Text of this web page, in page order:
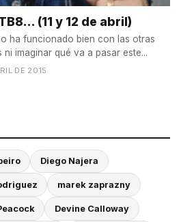
(11 y 12 de abril)
ha funcionado bien con las otras
imaginar qué va a pasar este...
DE 2015
Diego Najera
marek zaprazny
Devine Calloway